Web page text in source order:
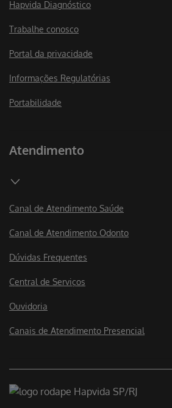
Hapvida Diagnóstico
Trabalhe conosco
Portal da privacidade
Informações Regulatórias
Portabilidade
Atendimento
Canal de Atendimento Saúde
Canal de Atendimento Odonto
Dúvidas Frequentes
Central de Serviços
Ouvidoria
Canais de Atendimento Presencial